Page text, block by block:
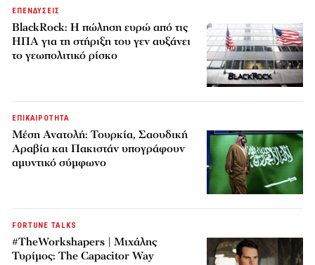
ΕΠΕΝΔΥΣΕΙΣ
BlackRock: Η πώληση ευρώ από τις
ΗΠΑ για τη στήριξη του γεν αυξάνει
το γεωπολιτικό ρίσκο
ΕΠΙΚΑΙΡΟΤΗΤΑ
Μέση Ανατολή: Τουρκία, Σαουδική
Αραβία και Πακιστάν υπογράφουν
αμυντικό σύμφωνο
FORTUNE TALKS
#TheWorkshapers | Μιχάλης
Τυρίμος: The Capacitor Way